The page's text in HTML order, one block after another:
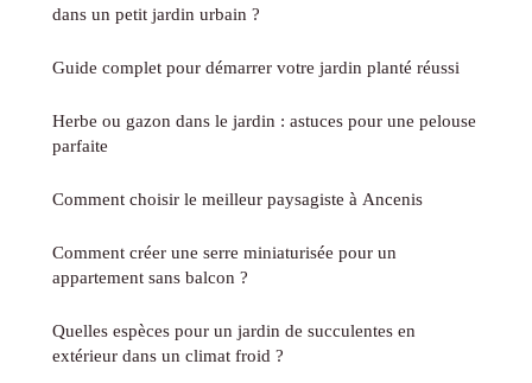
dans un petit jardin urbain ?
Guide complet pour démarrer votre jardin planté réussi
Herbe ou gazon dans le jardin : astuces pour une pelouse
parfaite
Comment choisir le meilleur paysagiste à Ancenis
Comment créer une serre miniaturisée pour un
appartement sans balcon ?
Quelles espèces pour un jardin de succulentes en
extérieur dans un climat froid ?